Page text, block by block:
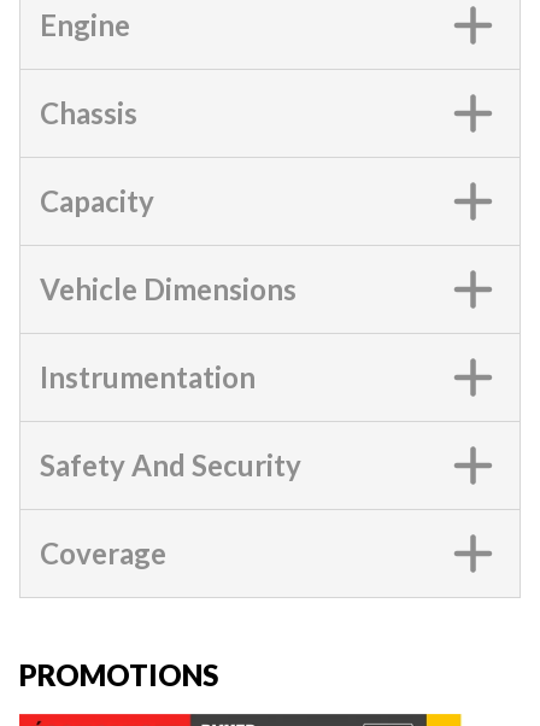
Engine
Chassis
Capacity
Vehicle Dimensions
Instrumentation
Safety And Security
Coverage
PROMOTIONS